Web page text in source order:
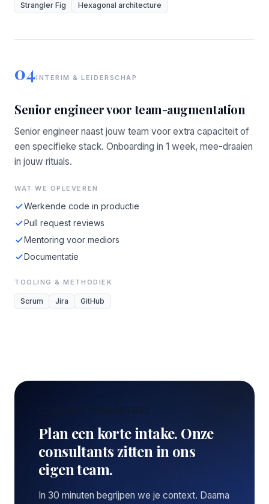
Strangler Fig Hexagonal architecture
04INTERIM & LEIDERSCHAP
Senior engineer voor team-augmentation
Senior engineer naast jouw team voor extra capaciteit of
een specifieke stack. Onboarding in 1 week, mee-draaien
in jouw rituals.
WAT WE OPLEVEREN
Werkende code in productie
Pull request reviews
Mentoring voor mediors
Documentatie
TOOLING & METHODIEK
Scrum Jira GitHub
CONCREET VRAAGSTUK?
Plan een korte intake. Onze
consultants zitten in ons
eigen team.
In 30 minuten begrijpen we je context. Daarna